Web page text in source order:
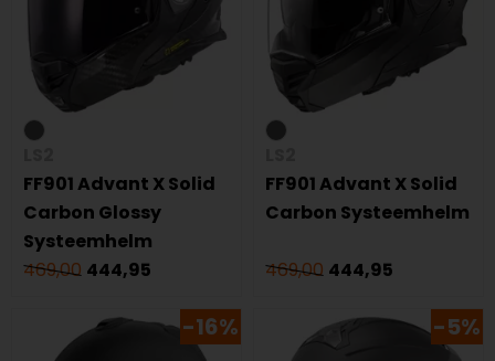
FF901 Advant X Solid
Carbon Glossy
Systeemhelm
469,00 444,95
FF901 Advant X Solid
Carbon Systeemhelm
469,00 444,95
-16% -5%